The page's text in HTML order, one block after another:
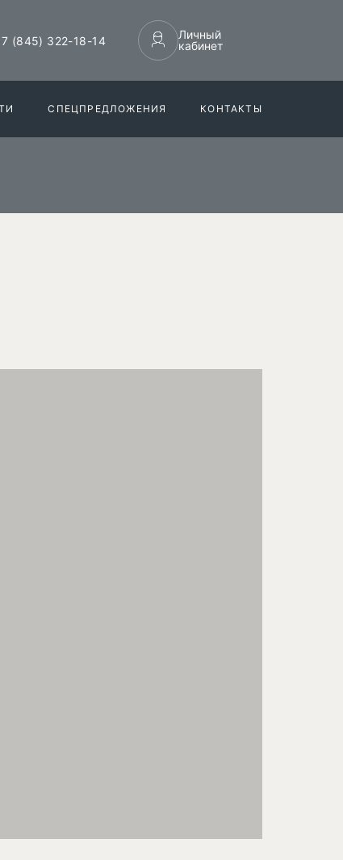
(845) 322-18-14
Личный
кабинет
СПЕЦПРЕДЛОЖЕНИЯ КОНТАКТЫ